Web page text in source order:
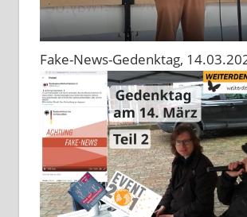
Fake-News-Gedenktag,